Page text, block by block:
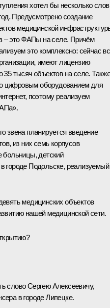
хотел бы несколько слов
Предусмотрено создание
медицинской
– это ФАПы на селе. Причём
это комплексно: сейчас
имеют лицензию
35 тысяч объектов на селе.
цифровым оборудованием для
поэтому реализуем
звена планируется введение
из них семь корпусов
больницы, детский
городе Подольске, реализуемый
медицинских объектов
нашей медицинской сети.
слово Сергею Алексеевичу,
в городе Липецке.